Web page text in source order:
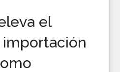
el
importación